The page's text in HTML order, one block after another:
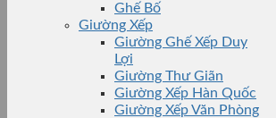
Ghế Bố
Giường Xếp
Giường Ghế Xếp Duy
Lợi
Giường Thư Giãn
Giường Xếp Hàn Quốc
Giường Xếp Văn Phòng